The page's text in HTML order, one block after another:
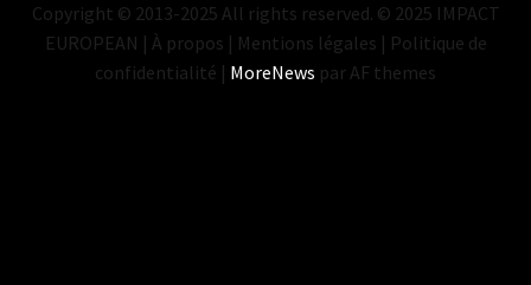
Copyright © 2013-2025 All rights reserved. © 2025 IMPACT
EUROPEAN | À propos | Mentions légales | Politique de
confidentialité | MoreNews par AF themes